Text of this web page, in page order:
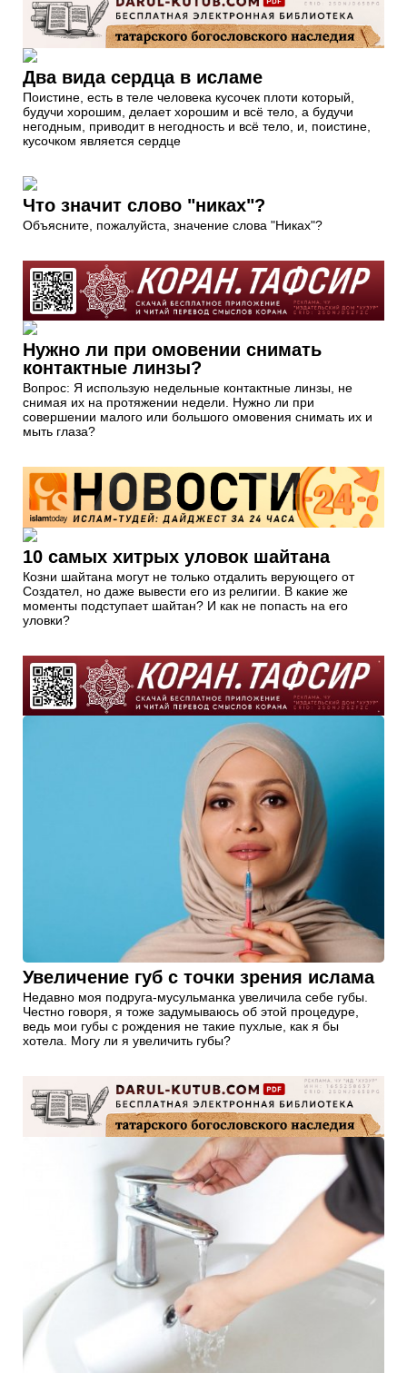
Два вида сердца в исламе
Поистине, есть в теле человека кусочек плоти который,
будучи хорошим, делает хорошим и всё тело, а будучи
негодным, приводит в негодность и всё тело, и, поистине,
кусочком является сердце
Что значит слово "никах"?
Объясните, пожалуйста, значение слова "Никах"?
Нужно ли при омовении снимать
контактные линзы?
Вопрос: Я использую недельные контактные линзы, не
снимая их на протяжении недели. Нужно ли при
совершении малого или большого омовения снимать их и
мыть глаза?
10 самых хитрых уловок шайтана
Козни шайтана могут не только отдалить верующего от
Создател, но даже вывести его из религии. В какие же
моменты подступает шайтан? И как не попасть на его
уловки?
Увеличение губ с точки зрения ислама
Недавно моя подруга-мусульманка увеличила себе губы.
Честно говоря, я тоже задумываюсь об этой процедуре,
ведь мои губы с рождения не такие пухлые, как я бы
хотела. Могу ли я увеличить губы?